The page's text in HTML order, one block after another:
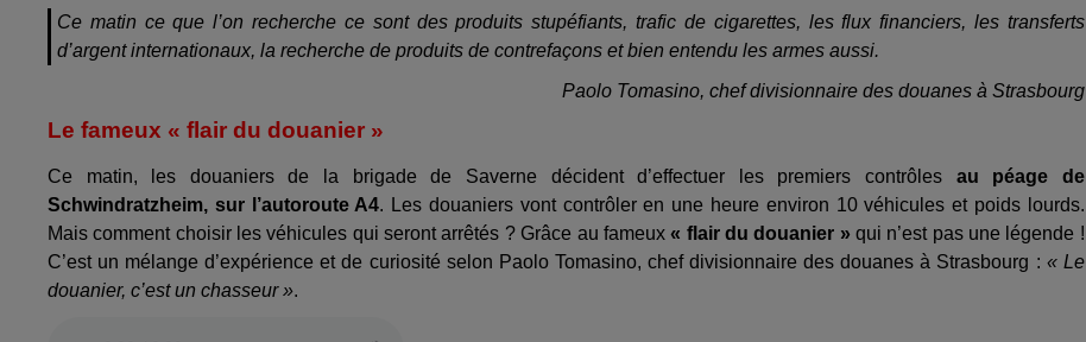
Ce matin ce que l’on recherche ce sont des produits stupéfiants, trafic de cigarettes, les flux financiers, les transferts
d’argent internationaux, la recherche de produits de contrefaçons et bien entendu les armes aussi.
Paolo Tomasino, chef divisionnaire des douanes à Strasbourg
Le fameux « flair du douanier »
Ce matin, les douaniers de la brigade de Saverne décident d’effectuer les premiers contrôles au péage de
Schwindratzheim, sur l’autoroute A4. Les douaniers vont contrôler en une heure environ 10 véhicules et poids lourds.
Mais comment choisir les véhicules qui seront arrêtés ? Grâce au fameux« flair du douanier » qui n’est pas une légende !
C’est un mélange d’expérience et de curiosité selon Paolo Tomasino, chef divisionnaire des douanes à Strasbourg : « Le
douanier, c’est un chasseur ».